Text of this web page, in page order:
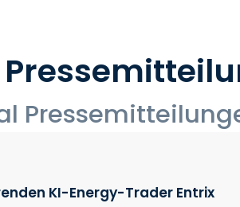
KI-Energy-Trader Entrix